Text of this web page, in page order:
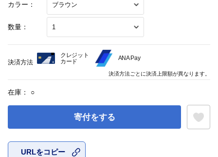
カラー：
数量：
在庫： ○
寄付をする
URLをコピー
決済方法
クレジット
カード
ANA Pay
決済方法ごとに決済上限額が異なります。